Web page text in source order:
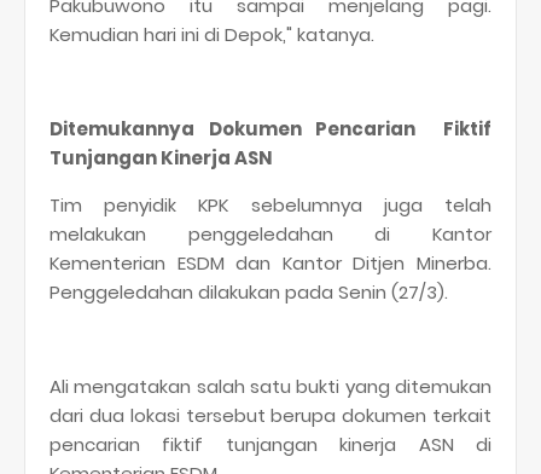
Pakubuwono itu sampai menjelang pagi.
Kemudian hari ini di Depok," katanya.
Ditemukannya Dokumen Pencarian Fiktif
Tunjangan Kinerja ASN
Tim penyidik KPK sebelumnya juga telah
melakukan penggeledahan di Kantor
Kementerian ESDM dan Kantor Ditjen Minerba.
Penggeledahan dilakukan pada Senin (27/3).
Ali mengatakan salah satu bukti yang ditemukan
dari dua lokasi tersebut berupa dokumen terkait
pencarian fiktif tunjangan kinerja ASN di